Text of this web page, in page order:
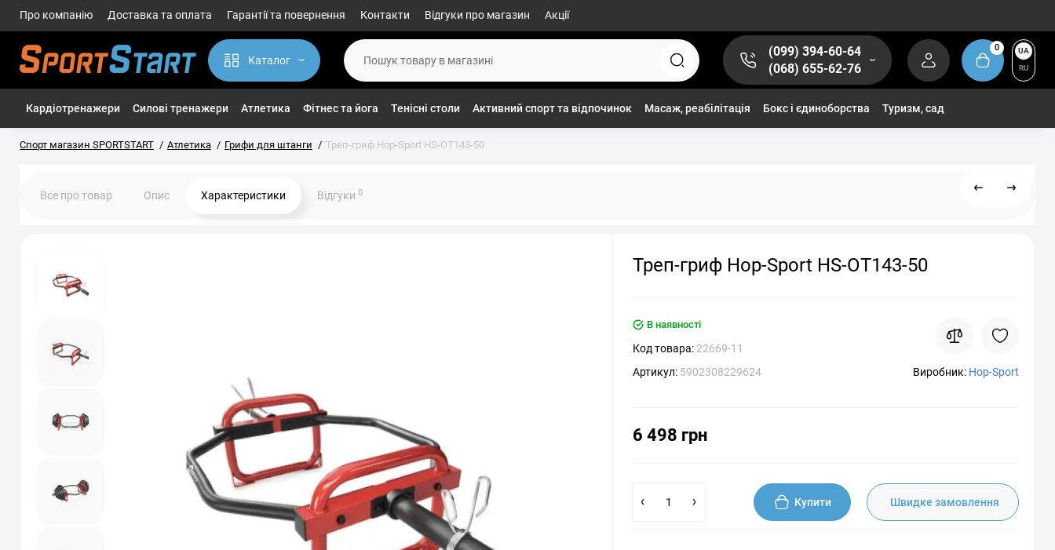
Про компанію Доставка та оплата Гарантії та повернення Контакти Відгуки про магазин Акції
Каталог
(099) 394-60-64
(068) 655-62-76
0
UA
RU
Кардіотренажери Силові тренажери Атлетика Фітнес та йога Тенісні столи Активний спорт та відпочинок Масаж, реабілітація Бокс і єдиноборства Туризм, сад
Спорт магазин SPORTSTART Атлетика Грифи для штанги Треп-гриф Hop-Sport HS-OT143-50
Все про товар Опис Характеристики Відгуки 0
Треп-гриф Hop-Sport HS-OT143-50
В наявності
Код товара: 22669-11
Артикул: 5902308229624 Виробник: Hop-Sport
6 498 грн
Купити Швидке замовлення